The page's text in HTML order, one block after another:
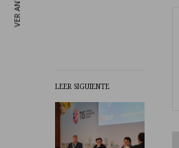
LEER SIGUIENTE